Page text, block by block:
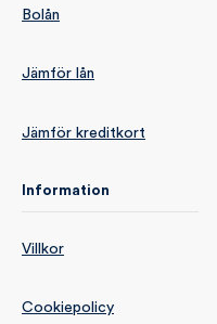
Bolån
Jämför lån
Jämför kreditkort
Information
Villkor
Cookiepolicy